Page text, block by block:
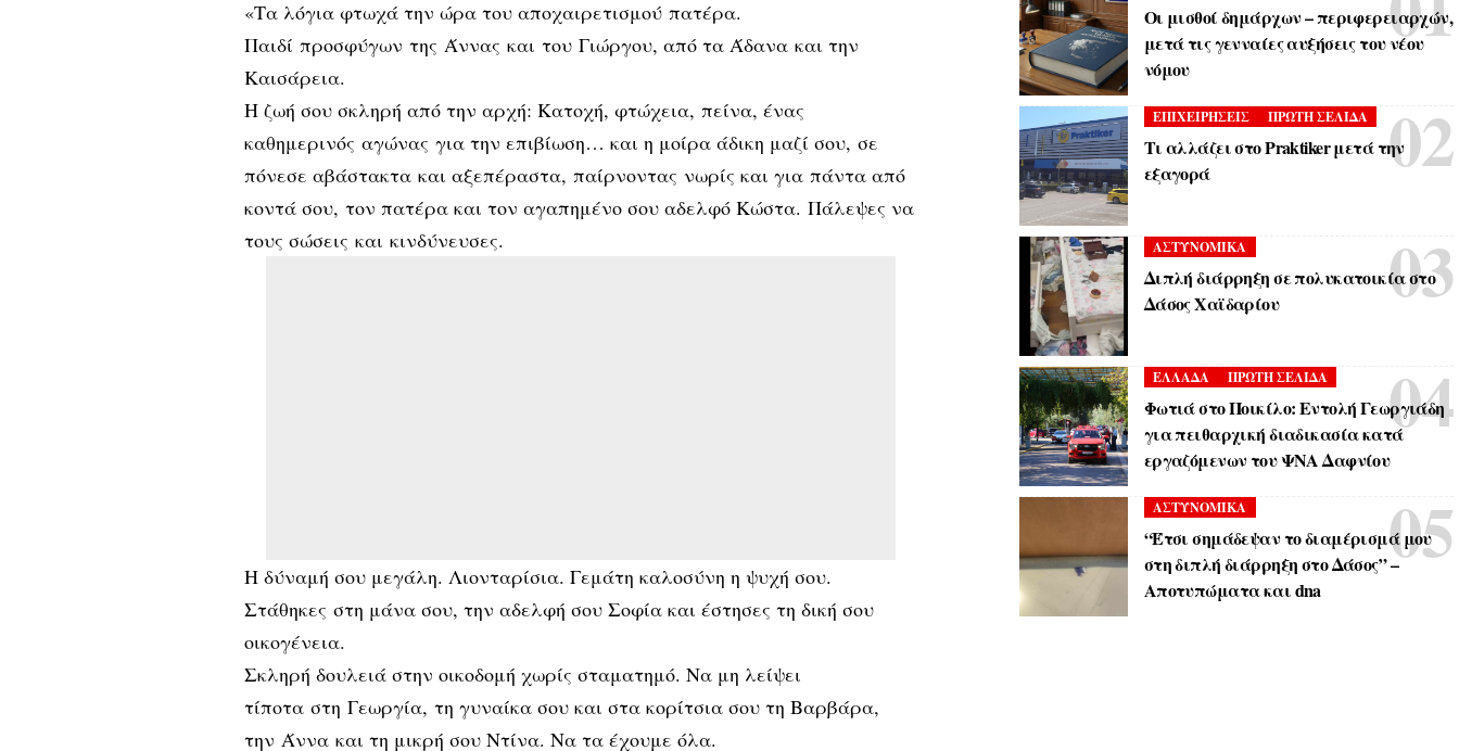
«Τα λόγια φτωχά την ώρα του αποχαιρετισμού πατέρα.
Παιδί προσφύγων της Άννας και του Γιώργου, από τα Άδανα και την
Καισάρεια.
Η ζωή σου σκληρή από την αρχή: Κατοχή, φτώχεια, πείνα, ένας
καθημερινός αγώνας για την επιβίωση… και η μοίρα άδικη μαζί σου, σε
πόνεσε αβάστακτα και αξεπέραστα, παίρνοντας νωρίς και για πάντα από
κοντά σου, τον πατέρα και τον αγαπημένο σου αδελφό Κώστα. Πάλεψες να
τους σώσεις και κινδύνευσες.
Η δύναμή σου μεγάλη. Λιονταρίσια. Γεμάτη καλοσύνη η ψυχή σου.
Στάθηκες στη μάνα σου, την αδελφή σου Σοφία και έστησες τη δική σου
οικογένεια.
Σκληρή δουλειά στην οικοδομή χωρίς σταματημό. Να μη λείψει
τίποτα στη Γεωργία, τη γυναίκα σου και στα κορίτσια σου τη Βαρβάρα,
την Άννα και τη μικρή σου Ντίνα. Να τα έχουμε όλα.
Οι μισθοί δημάρχων – περιφερειαρχών,
μετά τις γενναίες αυξήσεις του νέου
νόμου
ΕΠΙΧΕΙΡΗΣΕΙΣ ΠΡΩΤΗ ΣΕΛΙΔΑ
Τι αλλάζει στο Praktiker μετά την
εξαγορά
ΑΣΤΥΝΟΜΙΚΑ
Διπλή διάρρηξη σε πολυκατοικία στο
Δάσος Χαϊδαρίου
ΕΛΛΑΔΑ ΠΡΩΤΗ ΣΕΛΙΔΑ
Φωτιά στο Ποικίλο: Εντολή Γεωργιάδη
για πειθαρχική διαδικασία κατά
εργαζόμενων του ΨΝΑ Δαφνίου
ΑΣΤΥΝΟΜΙΚΑ
“Έτσι σημάδεψαν το διαμέρισμά μου
στη διπλή διάρρηξη στο Δάσος” –
Αποτυπώματα και dna